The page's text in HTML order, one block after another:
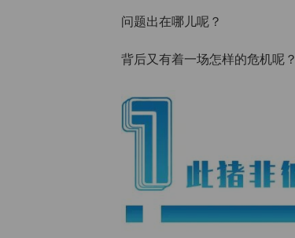
问题出在哪儿呢？
背后又有着一场怎样的危机呢？